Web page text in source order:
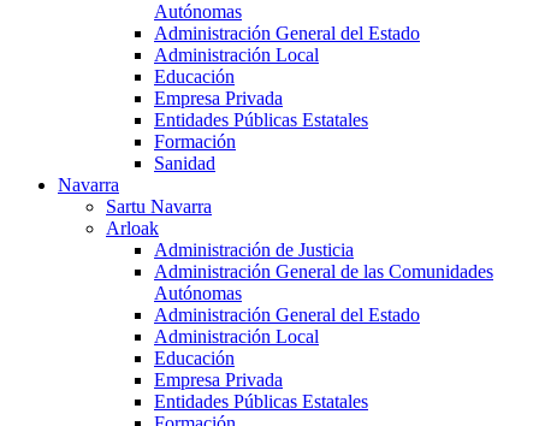
Autónomas
Administración General del Estado
Administración Local
Educación
Empresa Privada
Entidades Públicas Estatales
Formación
Sanidad
Navarra
Sartu Navarra
Arloak
Administración de Justicia
Administración General de las Comunidades
Autónomas
Administración General del Estado
Administración Local
Educación
Empresa Privada
Entidades Públicas Estatales